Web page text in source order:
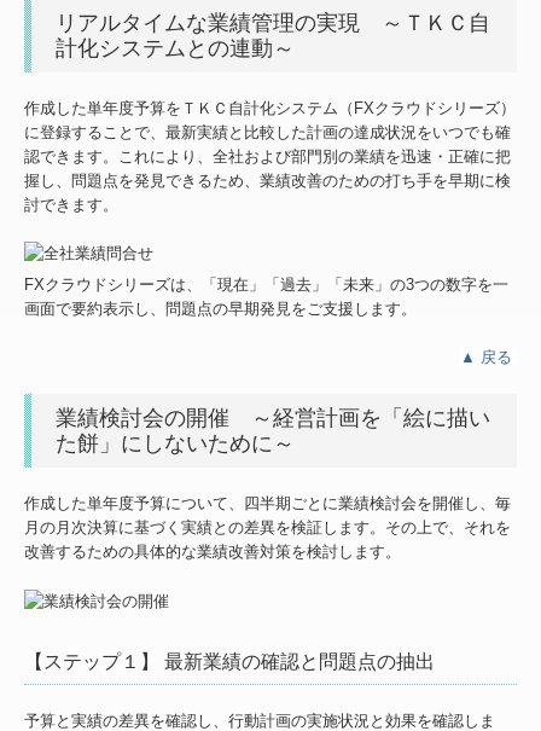
リアルタイムな業績管理の実現 ～ＴＫＣ自
計化システムとの連動～
作成した単年度予算をＴＫＣ自計化システム（FXクラウドシリーズ）
に登録することで、最新実績と比較した計画の達成状況をいつでも確
認できます。これにより、全社および部門別の業績を迅速・正確に把
握し、問題点を発見できるため、業績改善のための打ち手を早期に検
討できます。
FXクラウドシリーズは、「現在」「過去」「未来」の3つの数字を一
画面で要約表示し、問題点の早期発見をご支援します。
▲ 戻る
業績検討会の開催 ～経営計画を「絵に描い
た餅」にしないために～
作成した単年度予算について、四半期ごとに業績検討会を開催し、毎
月の月次決算に基づく実績との差異を検証します。その上で、それを
改善するための具体的な業績改善対策を検討します。
【ステップ１】 最新業績の確認と問題点の抽出
予算と実績の差異を確認し、行動計画の実施状況と効果を確認しま